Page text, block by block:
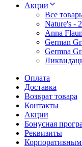
Акции
Все
Nature's -
Anna
German
Germna
Оплата
Доставка
Возврат товара
Контакты
Акции
Бонусная
Реквизиты